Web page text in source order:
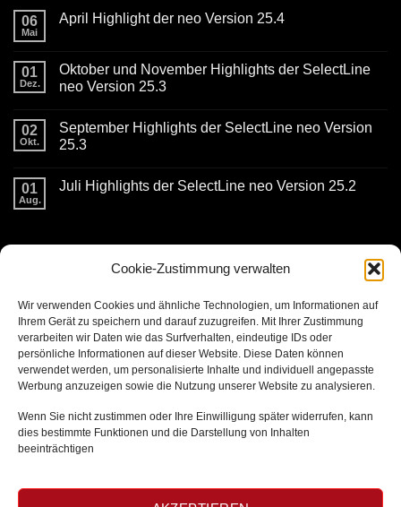
Cookie-Zustimmung verwalten
Wir verwenden Cookies und ähnliche Technologien, um Informationen auf
Ihrem Gerät zu speichern und darauf zuzugreifen. Mit Ihrer Zustimmung
verarbeiten wir Daten wie das Surfverhalten, eindeutige IDs oder
persönliche Informationen auf dieser Website. Diese Daten können
verwendet werden, um personalisierte Inhalte und individuell angepasste
Werbung anzuzeigen sowie die Nutzung unserer Website zu analysieren.
Wenn Sie nicht zustimmen oder Ihre Einwilligung später widerrufen, kann
dies bestimmte Funktionen und die Darstellung von Inhalten
beeinträchtigen
06
Mai
April Highlight der neo Version 25.4
April
Highlight
der
25.4
01
Dez.
Oktober und November Highlights der SelectLine
neo Version 25.3
zu
Oktober
und
der
SelectLine
02
Okt.
September Highlights der SelectLine neo Version
25.3
zu
September
neo
01
Aug.
Juli Highlights der SelectLine neo Version 25.2
25.2
burg ITC GmbH
Kaiserstrasse 11
56861 Reil
T + 49 (0) 6542 963283 0
LINKS
Impressum